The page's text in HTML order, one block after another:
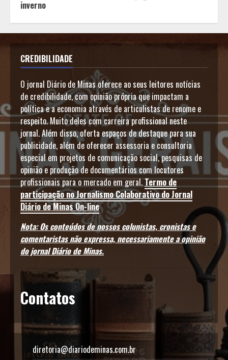
inverno
CREDIBILIDADE
O jornal Diário de Minas oferece ao seus leitores notícias
de credibilidade, com opinião própria que impactam a
política e a economia através de articulistas de renome e
respeito. Muito deles com carreira profissional neste
jornal. Além disso, oferta espaços de destaque para sua
publicidade, além de oferecer assessoria e consultoria
especial em projetos de comunicação social, pesquisas de
opinião e produção de documentários com locutores
profissionais para o mercado em geral.Termo de
participação no Jornalismo Colaborativo do Jornal
Diário de Minas On-line
Nota: Os conteúdos de nossos colunistas, cronistas e
comentaristas não expressa, necessariamente a opinião
do jornal Diário de Minas.
Contatos
diretoria@diariodeminas.com.br